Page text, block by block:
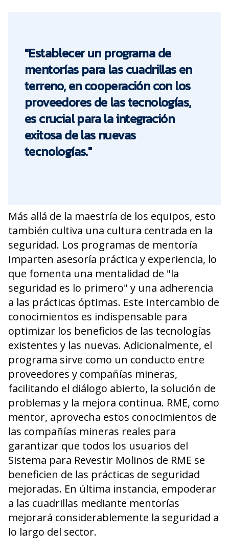
"Establecer un programa de
mentorías para las cuadrillas en
terreno, en cooperación con los
proveedores de las tecnologías,
es crucial para la integración
exitosa de las nuevas
tecnologías."
Más allá de la maestría de los equipos, esto
también cultiva una cultura centrada en la
seguridad. Los programas de mentoría
imparten asesoría práctica y experiencia, lo
que fomenta una mentalidad de "la
seguridad es lo primero" y una adherencia
a las prácticas óptimas. Este intercambio de
conocimientos es indispensable para
optimizar los beneficios de las tecnologías
existentes y las nuevas. Adicionalmente, el
programa sirve como un conducto entre
proveedores y compañías mineras,
facilitando el diálogo abierto, la solución de
problemas y la mejora continua. RME, como
mentor, aprovecha estos conocimientos de
las compañías mineras reales para
garantizar que todos los usuarios del
Sistema para Revestir Molinos de RME se
beneficien de las prácticas de seguridad
mejoradas. En última instancia, empoderar
a las cuadrillas mediante mentorías
mejorará considerablemente la seguridad a
lo largo del sector.